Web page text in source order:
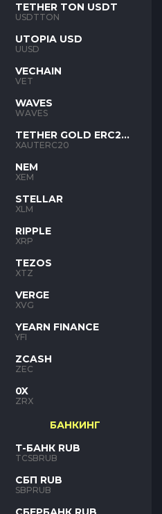
TETHER TON USDT
USDTTON
UTOPIA USD
UUSD
VECHAIN
VET
WAVES
WAVES
TETHER GOLD ERC20
XAUT
XAUTERC20
NEM
XEM
STELLAR
XLM
RIPPLE
XRP
TEZOS
XTZ
VERGE
XVG
YEARN FINANCE
YFI
ZCASH
ZEC
0X
ZRX
БАНКИНГ
Т-БАНК RUB
TCSBRUB
СБП RUB
SBPRUB